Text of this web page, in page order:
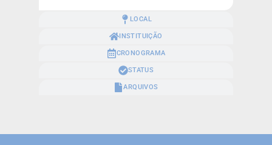
LOCAL
INSTITUIÇÃO
CRONOGRAMA
STATUS
ARQUIVOS